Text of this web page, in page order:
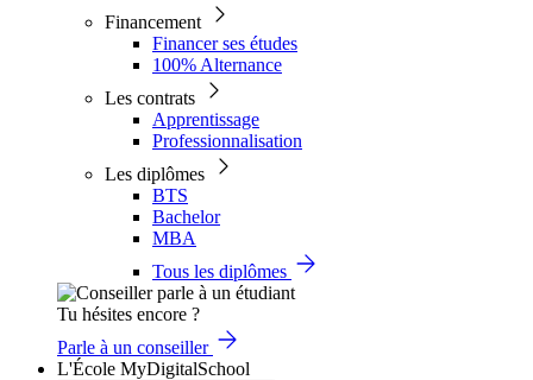
Financement
Financer ses études
100% Alternance
Les contrats
Apprentissage
Professionnalisation
Les diplômes
BTS
Bachelor
MBA
Tous les diplômes
Tu hésites encore ?
Parle à un conseiller
L'École MyDigitalSchool